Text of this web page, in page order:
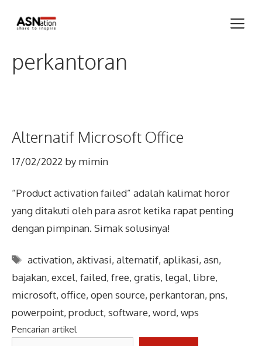
perkantoran
Alternatif Microsoft Office
17/02/2022 by mimin
“Product activation failed” adalah kalimat horor
yang ditakuti oleh para asrot ketika rapat penting
dengan pimpinan. Simak solusinya!
Tags
activation,aktivasi,alternatif,aplikasi,asn,
bajakan, excel, failed, free, gratis, legal, libre,
microsoft, office, open source, perkantoran, pns,
powerpoint, product, software, word, wps
Pencarian artikel